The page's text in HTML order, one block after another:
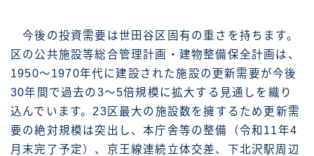
今後の投資需要は世田谷区固有の重さを持ちます。
区の公共施設等総合管理計画・建物整備保全計画は、
1950〜1970年代に建設された施設の更新需要が今後
30年間で過去の3〜5倍規模に拡大する見通しを織り
込んでいます。23区最大の施設数を擁するため更新需
要の絶対規模は突出し、本庁舎等の整備（令和11年4
月末完了予定）、京王線連続立体交差、下北沢駅周辺